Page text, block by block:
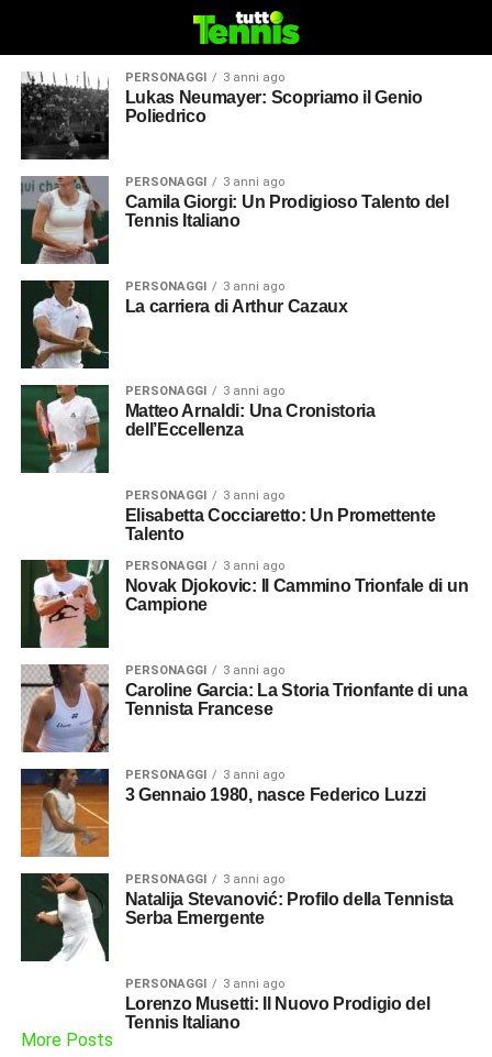
PERSONAGGI 3 anni ago
Lukas Neumayer: Scopriamo il Genio
Poliedrico
PERSONAGGI 3 anni ago
Camila Giorgi: Un Prodigioso Talento del
Tennis Italiano
PERSONAGGI 3 anni ago
La carriera di Arthur Cazaux
PERSONAGGI 3 anni ago
Matteo Arnaldi: Una Cronistoria
dell’Eccellenza
PERSONAGGI 3 anni ago
Elisabetta Cocciaretto: Un Promettente
Talento
PERSONAGGI 3 anni ago
Novak Djokovic: Il Cammino Trionfale di un
Campione
PERSONAGGI 3 anni ago
Caroline Garcia: La Storia Trionfante di una
Tennista Francese
PERSONAGGI 3 anni ago
3 Gennaio 1980, nasce Federico Luzzi
PERSONAGGI 3 anni ago
Natalija Stevanović: Profilo della Tennista
Serba Emergente
PERSONAGGI 3 anni ago
Lorenzo Musetti: Il Nuovo Prodigio del
Tennis Italiano
More Posts